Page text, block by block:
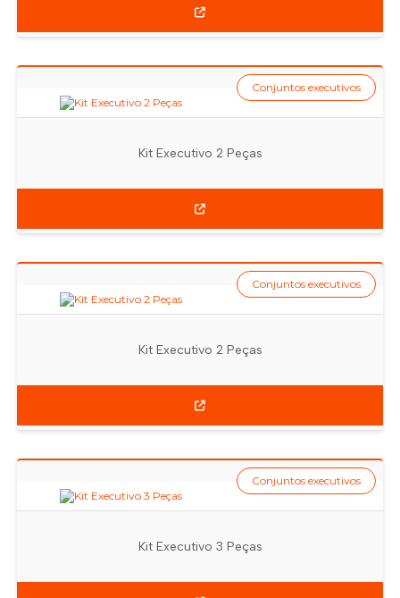
Kit Executivo 2 Peças
Conjuntos executivos
Kit Executivo 2 Peças
Conjuntos executivos
Kit Executivo 3 Peças
Conjuntos executivos